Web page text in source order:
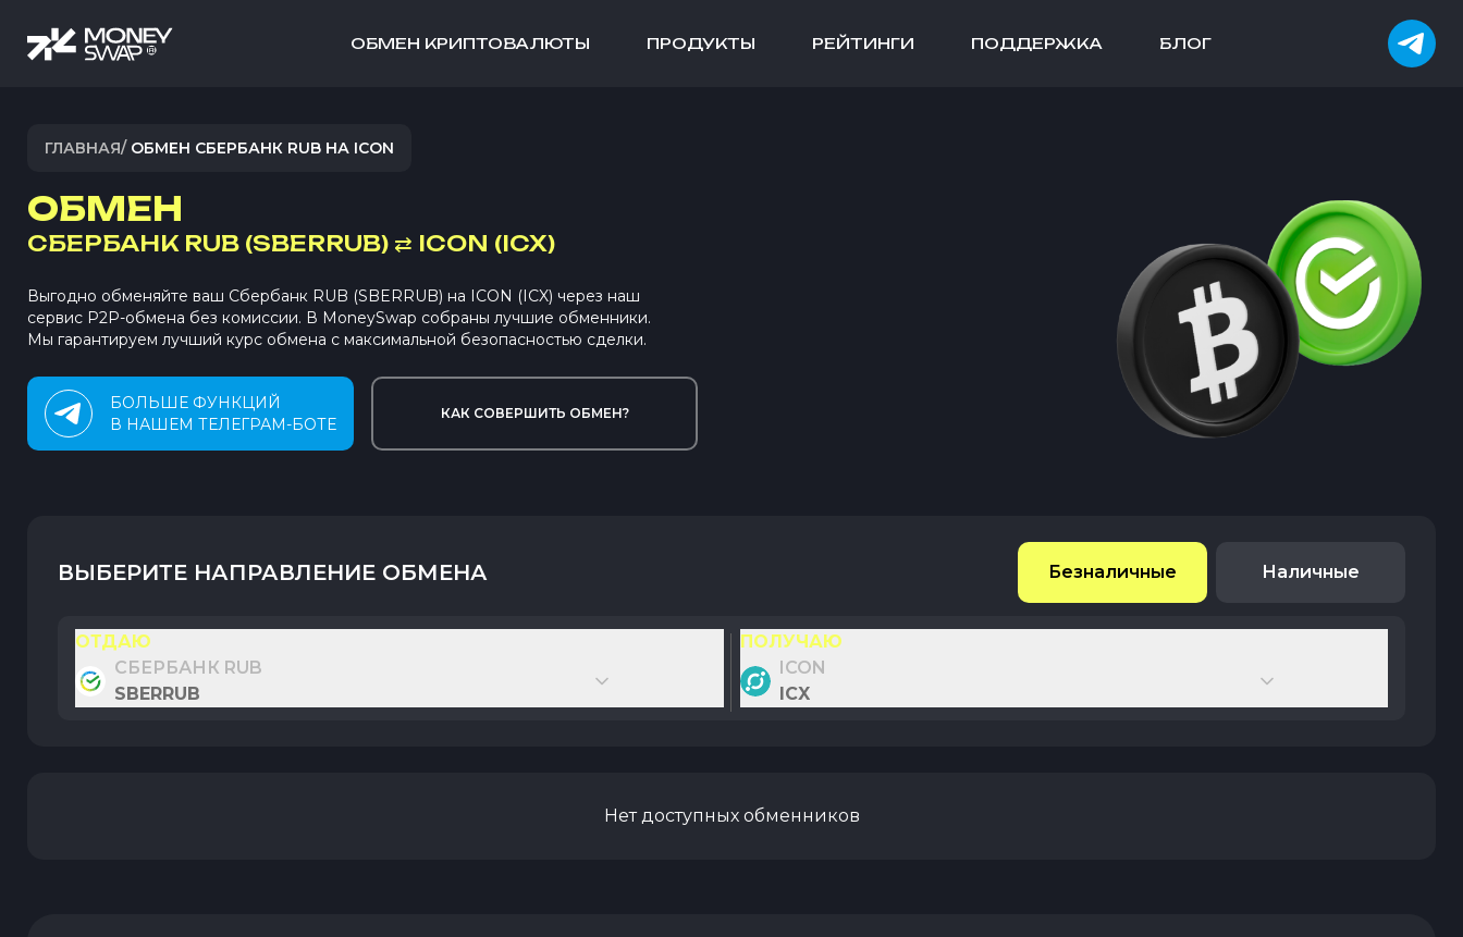
ОБМЕН КРИПТОВАЛЮТЫ ПРОДУКТЫ РЕЙТИНГИ ПОДДЕРЖКА БЛОГ
ГЛАВНАЯ/ ОБМЕН СБЕРБАНК RUB НА ICON
ОБМЕН
СБЕРБАНК RUB (SBERRUB) ⇄ ICON (ICX)
Выгодно обменяйте ваш Сбербанк RUB (SBERRUB) на ICON (ICX) через наш
сервис P2P-обмена без комиссии. В MoneySwap собраны лучшие обменники.
Мы гарантируем лучший курс обмена с максимальной безопасностью сделки.
БОЛЬШЕ ФУНКЦИЙ
В НАШЕМ ТЕЛЕГРАМ-БОТЕ
КАК СОВЕРШИТЬ ОБМЕН?
ВЫБЕРИТЕ НАПРАВЛЕНИЕ ОБМЕНА Безналичные Наличные
ОТДАЮ
СБЕРБАНК RUB
SBERRUB
ПОЛУЧАЮ
ICON
ICX
Нет доступных обменников